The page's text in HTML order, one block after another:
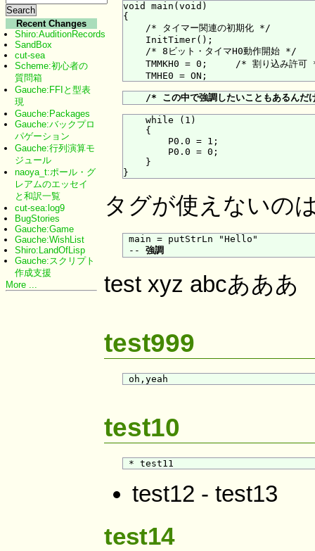
void main(void)
{
    /* タイマー関連の初期化 */
    InitTimer();
    /* 8ビット・タイマH0動作開始 */
TMMKH0 = 0;     /* 割り込み許可
/* この中で強調したいこともあるん
    while (1)
    {
        P0.0 = 1;
        P0.0 = 0;
    }
タグが使えないの
main = putStrLn "Hello"
-- 強調
test xyz abcあああ
test999
test10
test12 - test13
test14
Recent Changes
Shiro:AuditionRecords
SandBox
cut-sea
Scheme:初心者の
質問箱
Gauche:FFIと型表
現
Gauche:Packages
Gauche:バックプロ
パゲーション
Gauche:行列演算モ
ジュール
naoya_t:ポール・グ
レアムのエッセイ
と和訳一覧
cut-sea:log9
BugStories
Gauche:Game
Gauche:WishList
Shiro:LandOfLisp
Gauche:スクリプト
作成支援
More ...